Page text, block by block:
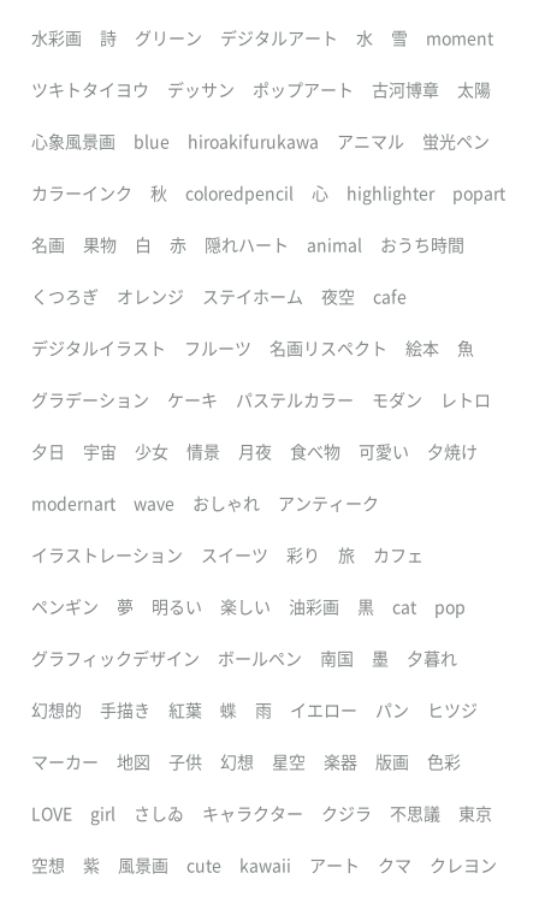
水彩画 詩 グリーン デジタルアート 水 雪 moment
ツキトタイヨウ デッサン ポップアート 古河博章 太陽
心象風景画 blue hiroakifurukawa アニマル 蛍光ペン
カラーインク 秋 coloredpencil 心 highlighter popart
名画 果物 白 赤 隠れハート animal おうち時間
くつろぎ オレンジ ステイホーム 夜空 cafe
デジタルイラスト フルーツ 名画リスペクト 絵本 魚
グラデーション ケーキ パステルカラー モダン レトロ
夕日 宇宙 少女 情景 月夜 食べ物 可愛い 夕焼け
modernart wave おしゃれ アンティーク
イラストレーション スイーツ 彩り 旅 カフェ
ペンギン 夢 明るい 楽しい 油彩画 黒 cat pop
グラフィックデザイン ボールペン 南国 墨 夕暮れ
幻想的 手描き 紅葉 蝶 雨 イエロー パン ヒツジ
マーカー 地図 子供 幻想 星空 楽器 版画 色彩
LOVE girl さしゐ キャラクター クジラ 不思議 東京
空想 紫 風景画 cute kawaii アート クマ クレヨン